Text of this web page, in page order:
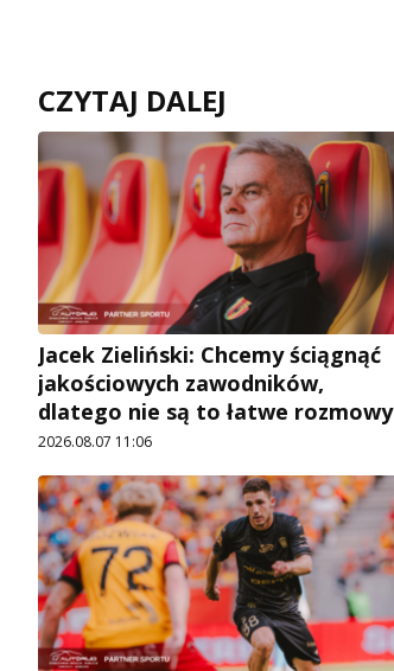
CZYTAJ DALEJ
Jacek Zieliński: Chcemy ściągnąć
jakościowych zawodników,
dlatego nie są to łatwe rozmowy
2026.08.07 11:06